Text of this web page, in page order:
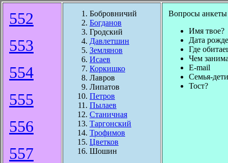
552
553
554
555
556
557
Бобровничий
Богданов
Гродский
Давлетшин
Землянов
Исаев
Коркишко
Лавров
Липатов
Петров
Пылаев
Станичная
Таргонский
Трофимов
Цветков
Шошин
Вопросы анкеты
Имя твое?
Дата
Где
Чем
E-mail
Семья-
Тост?